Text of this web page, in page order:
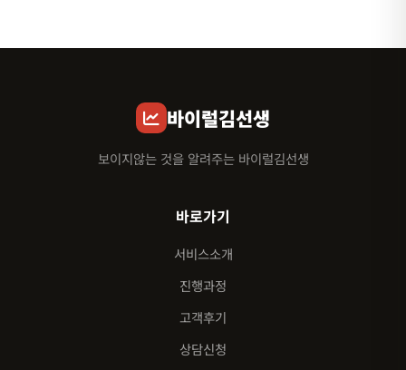
바이럴김선생
보이지않는 것을 알려주는 바이럴김선생
바로가기
서비스소개
진행과정
고객후기
상담신청